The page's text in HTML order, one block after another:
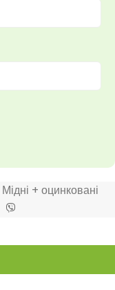
Мідні + оцинковані